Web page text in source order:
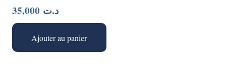
د.ت
Ajouter au panier